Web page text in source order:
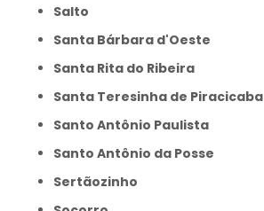
Salto
Santa Bárbara d'Oeste
Santa Rita do Ribeira
Santa Teresinha de Piracicaba
Santo Antônio Paulista
Santo Antônio da Posse
Sertãozinho